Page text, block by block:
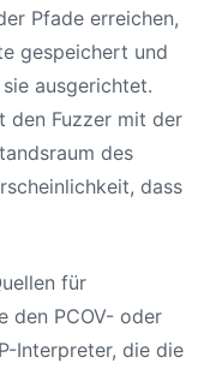
Pfade erreichen,
gespeichert und
ausgerichtet.
den Fuzzer mit der
des
dass
für
den PCOV- oder
Interpreter, die die